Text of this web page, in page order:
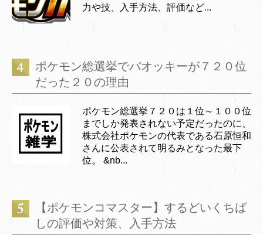
力や技、入手方法、評価など...
ポケモン総選挙でバオッキーが７２０位
だった２０の理由
ポケモン総選挙７２０は１位～１００位
までしか発表されない予定だったのに、
株式会社ポケモンの代表である石原恒和
さんに公表されて明るみとなった最下
位。 &nb...
【ポケモンコマスター】するどいくちば
しの評価や対策、入手方法